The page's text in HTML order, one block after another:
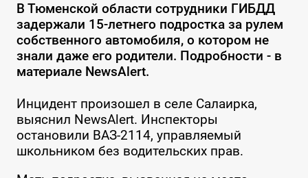
В Тюменской области сотрудники ГИБДД
задержали 15-летнего подростка за рулем
собственного автомобиля, о котором не
знали даже его родители. Подробности - в
материале NewsAlert.
Инцидент произошел в селе Салаирка,
выяснил NewsAlert. Инспекторы
остановили ВАЗ-2114, управляемый
школьником без водительских прав.